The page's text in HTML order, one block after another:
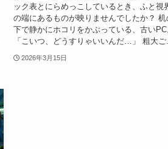
ック表とにらめっこしているとき、ふと視
の端にあるものが映りませんでしたか？ 机
下で静かにホコリをかぶっている、古いPC
「こいつ、どうすりゃいいんだ…」 粗大ご
2026年3月15日